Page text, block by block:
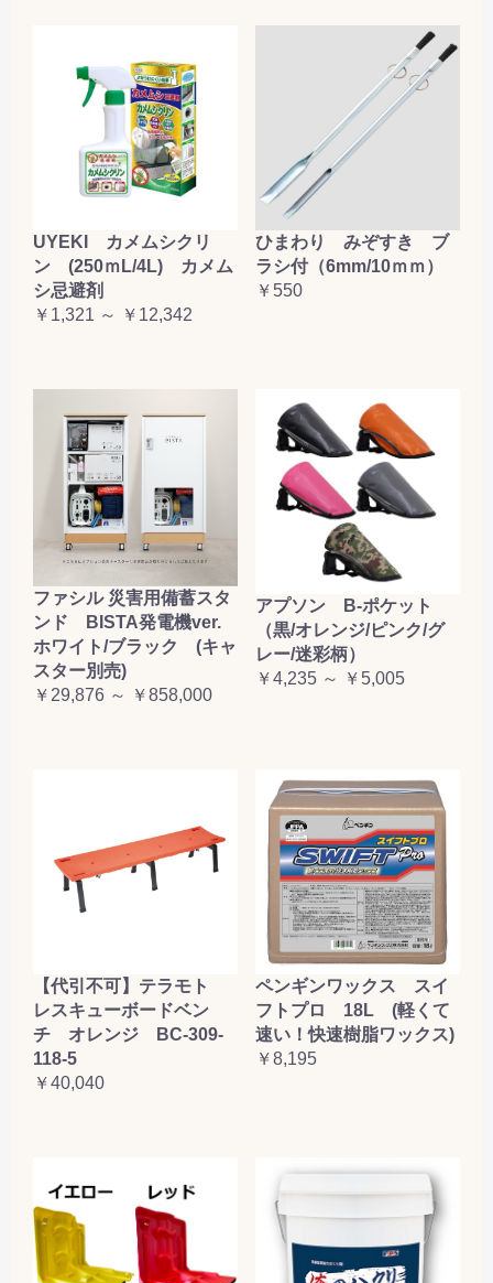
カートへ進む
UYEKI カメムシクリ
ン (250ｍL/4L) カメム
シ忌避剤
￥1,321 ～ ￥12,342
ひまわり みぞすき ブ
ラシ付（6mm/10ｍｍ）
￥550
ファシル 災害用備蓄スタ
ンド BISTA発電機ver.
ホワイト/ブラック (キャ
スター別売)
￥29,876 ～ ￥858,000
アプソン B-ポケット
（黒/オレンジ/ピンク/グ
レー/迷彩柄）
￥4,235 ～ ￥5,005
【代引不可】テラモト
レスキューボードベン
チ オレンジ BC-309-
118-5
￥40,040
ペンギンワックス スイ
フトプロ 18L (軽くて
速い！快速樹脂ワックス)
￥8,195